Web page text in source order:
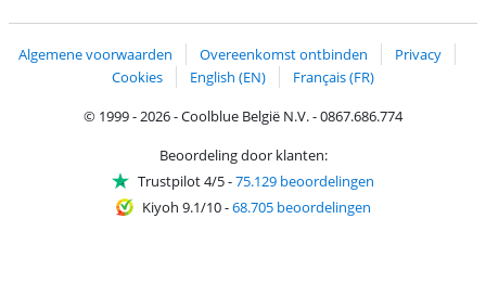
Algemene voorwaarden Overeenkomst ontbinden
Privacy
Cookies
English (EN)
Français (FR)
© 1999 - 2026 - Coolblue België N.V. - 0867.686.774
Beoordeling door klanten:
Trustpilot 4/5-75.129 beoordelingen
Kiyoh 9.1/10-68.705 beoordelingen